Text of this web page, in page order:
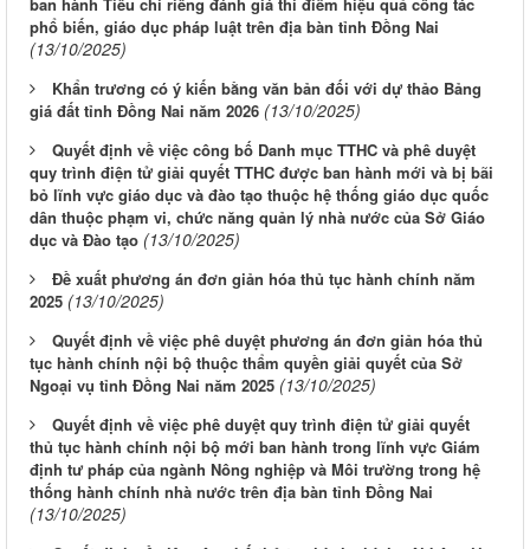
phổ biến, giáo dục pháp luật trên địa bàn tỉnh Đồng Nai
(13/10/2025)
Khẩn trương có ý kiến bằng văn bản đối với dự thảo Bảng
giá đất tỉnh Đồng Nai năm 2026 (13/10/2025)
Quyết định về việc công bố Danh mục TTHC và phê duyệt
quy trình điện tử giải quyết TTHC được ban hành mới và bị bãi
bỏ lĩnh vực giáo dục và đào tạo thuộc hệ thống giáo dục quốc
dân thuộc phạm vi, chức năng quản lý nhà nước của Sở Giáo
dục và Đào tạo (13/10/2025)
Đề xuất phương án đơn giản hóa thủ tục hành chính năm
2025 (13/10/2025)
Quyết định về việc phê duyệt phương án đơn giản hóa thủ
tục hành chính nội bộ thuộc thẩm quyền giải quyết của Sở
Ngoại vụ tỉnh Đồng Nai năm 2025 (13/10/2025)
Quyết định về việc phê duyệt quy trình điện tử giải quyết
thủ tục hành chính nội bộ mới ban hành trong lĩnh vực Giám
định tư pháp của ngành Nông nghiệp và Môi trường trong hệ
thống hành chính nhà nước trên địa bàn tỉnh Đồng Nai
(13/10/2025)